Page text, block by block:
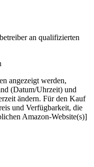
an qualifizierten
angezeigt werden,
(Datum/Uhrzeit) und
ändern. Für den Kauf
und Verfügbarkeit, die
Amazon-Website(s)]